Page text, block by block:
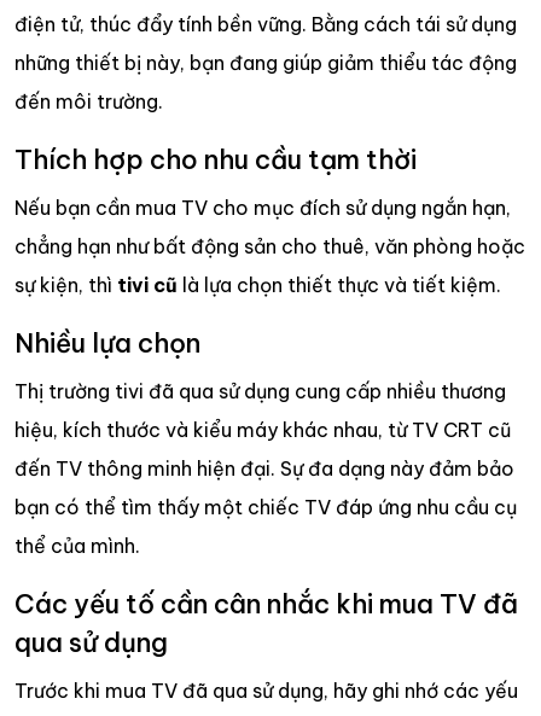
điện tử, thúc đẩy tính bền vững. Bằng cách tái sử dụng
những thiết bị này, bạn đang giúp giảm thiểu tác động
đến môi trường.
Thích hợp cho nhu cầu tạm thời
Nếu bạn cần mua TV cho mục đích sử dụng ngắn hạn,
chẳng hạn như bất động sản cho thuê, văn phòng hoặc
sự kiện, thì tivi cũ là lựa chọn thiết thực và tiết kiệm.
Nhiều lựa chọn
Thị trường tivi đã qua sử dụng cung cấp nhiều thương
hiệu, kích thước và kiểu máy khác nhau, từ TV CRT cũ
đến TV thông minh hiện đại. Sự đa dạng này đảm bảo
bạn có thể tìm thấy một chiếc TV đáp ứng nhu cầu cụ
thể của mình.
Các yếu tố cần cân nhắc khi mua TV đã
qua sử dụng
Trước khi mua TV đã qua sử dụng, hãy ghi nhớ các yếu